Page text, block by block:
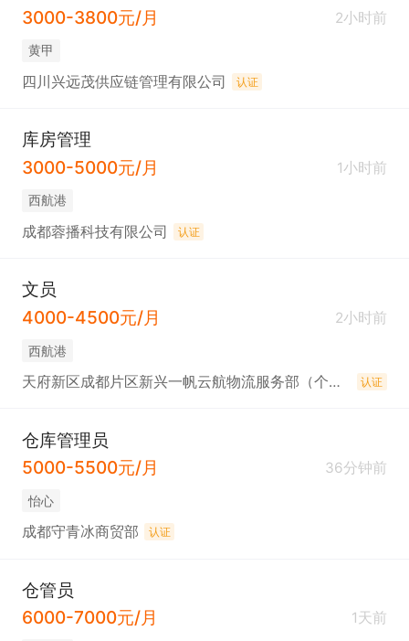
3000-3800元/月
2小时前
黄甲
四川兴远茂供应链管理有限公司 认证
库房管理
3000-5000元/月
1小时前
西航港
成都蓉播科技有限公司 认证
文员
4000-4500元/月
2小时前
西航港
天府新区成都片区新兴一帆云航物流服务部（个体工商户） 认证
仓库管理员
5000-5500元/月
36分钟前
怡心
成都守青冰商贸部 认证
仓管员
6000-7000元/月
1天前